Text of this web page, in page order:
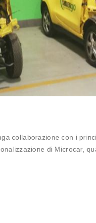
collaborazione con i
di Microcar,